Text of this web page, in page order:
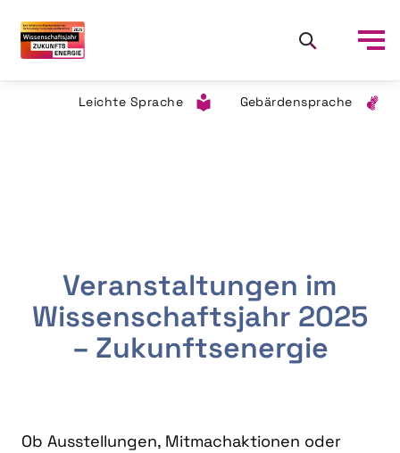
Leichte Sprache Gebärdensprache
Veranstaltungen im
Wissenschaftsjahr 2025
– Zukunftsenergie
Ob Ausstellungen, Mitmachaktionen oder